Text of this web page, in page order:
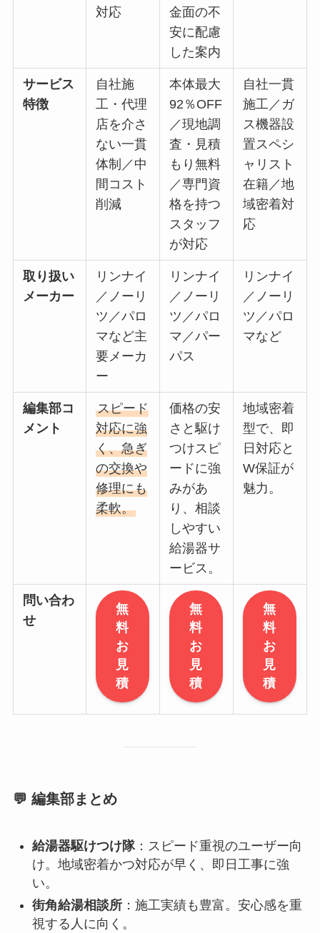
対応
金面の不
安に配慮
した案内
サービス
特徴
自社施
工・代理
店を介さ
ない一貫
体制／中
間コスト
削減
本体最大
92％OFF
／現地調
査・見積
もり無料
／専門資
格を持つ
スタッフ
が対応
自社一貫
施工／ガ
ス機器設
置スペシ
ャリスト
在籍／地
域密着対
応
取り扱い
メーカー
リンナイ
／ノーリ
ツ／パロ
マなど主
要メーカ
ー
リンナイ
／ノーリ
ツ／パロ
マ／パー
パス
リンナイ
／ノーリ
ツ／パロ
マなど
編集部コ
メント
スピード
対応に強
く、急ぎ
の交換や
修理にも
柔軟。
価格の安
さと駆け
つけスピ
ードに強
みがあ
り、相談
しやすい
給湯器サ
ービス。
地域密着
型で、即
日対応と
W保証が
魅力。
問い合わ
せ
無
料
お
見
積
無
料
お
見
積
無
料
お
見
積
💬 編集部まとめ
給湯器駆けつけ隊：スピード重視のユーザー向
け。地域密着かつ対応が早く、即日工事に強
い。
街角給湯相談所：施工実績も豊富。安心感を重
視する人に向く。